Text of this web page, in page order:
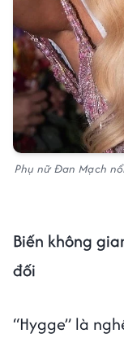
Phụ nữ Đan Mạch
Biến không
đối
“Hygge” là